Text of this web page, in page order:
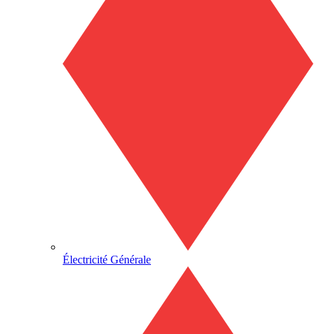
Électricité Générale